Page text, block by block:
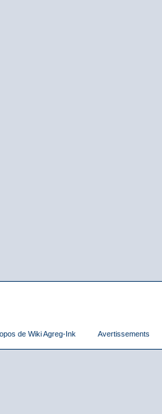
de Wiki Agreg-Ink Avertissements